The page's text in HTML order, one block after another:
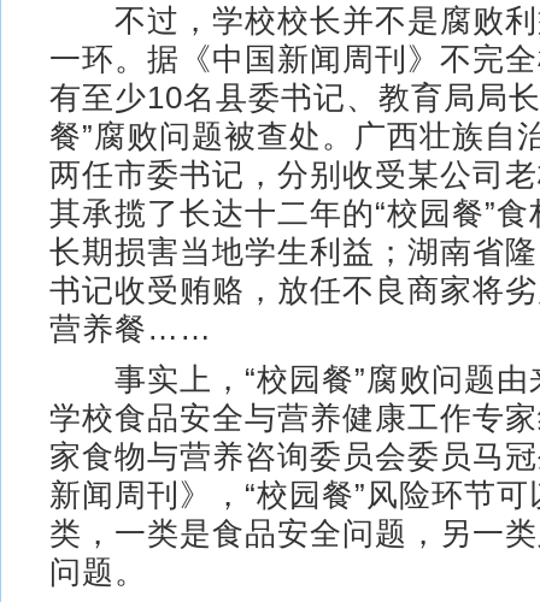
不过，学校校长并不是腐败利
一环。据《中国新闻周刊》不完
有至少10名县委书记、教育局局
餐”腐败问题被查处。广西壮族自
两任市委书记，分别收受某公司
其承揽了长达十二年的“校园餐”
长期损害当地学生利益；湖南省
书记收受贿赂，放任不良商家将
营养餐……
事实上，“校园餐”腐败问题由
学校食品安全与营养健康工作专
家食物与营养咨询委员会委员马
新闻周刊》，“校园餐”风险环节
类，一类是食品安全问题，另一
问题。